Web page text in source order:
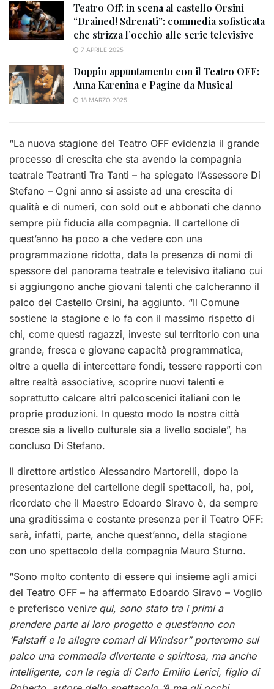
Teatro Off: in scena al castello Orsini
“Drained! Sdrenati”: commedia sofisticata
che strizza l’occhio alle serie televisive
7 APRILE 2025
Doppio appuntamento con il Teatro OFF:
Anna Karenina e Pagine da Musical
18 MARZO 2025
“La nuova stagione del Teatro OFF evidenzia il grande
processo di crescita che sta avendo la compagnia
teatrale Teatranti Tra Tanti – ha spiegato l’Assessore Di
Stefano – Ogni anno si assiste ad una crescita di
qualità e di numeri, con sold out e abbonati che danno
sempre più fiducia alla compagnia. Il cartellone di
quest’anno ha poco a che vedere con una
programmazione ridotta, data la presenza di nomi di
spessore del panorama teatrale e televisivo italiano cui
si aggiungono anche giovani talenti che calcheranno il
palco del Castello Orsini, ha aggiunto. “Il Comune
sostiene la stagione e lo fa con il massimo rispetto di
chi, come questi ragazzi, investe sul territorio con una
grande, fresca e giovane capacità programmatica,
oltre a quella di intercettare fondi, tessere rapporti con
altre realtà associative, scoprire nuovi talenti e
soprattutto calcare altri palcoscenici italiani con le
proprie produzioni. In questo modo la nostra città
cresce sia a livello culturale sia a livello sociale”, ha
concluso Di Stefano.
Il direttore artistico Alessandro Martorelli, dopo la
presentazione del cartellone degli spettacoli, ha, poi,
ricordato che il Maestro Edoardo Siravo è, da sempre
una graditissima e costante presenza per il Teatro OFF:
sarà, infatti, parte, anche quest’anno, della stagione
con uno spettacolo della compagnia Mauro Sturno.
“Sono molto contento di essere qui insieme agli amici
del Teatro OFF – ha affermato Edoardo Siravo – Voglio
e preferisco venire qui, sono stato tra i primi a
prendere parte al loro progetto e quest’anno con
‘Falstaff e le allegre comari di Windsor” porteremo sul
palco una commedia divertente e spiritosa, ma anche
intelligente, con la regia di Carlo Emilio Lerici, figlio di